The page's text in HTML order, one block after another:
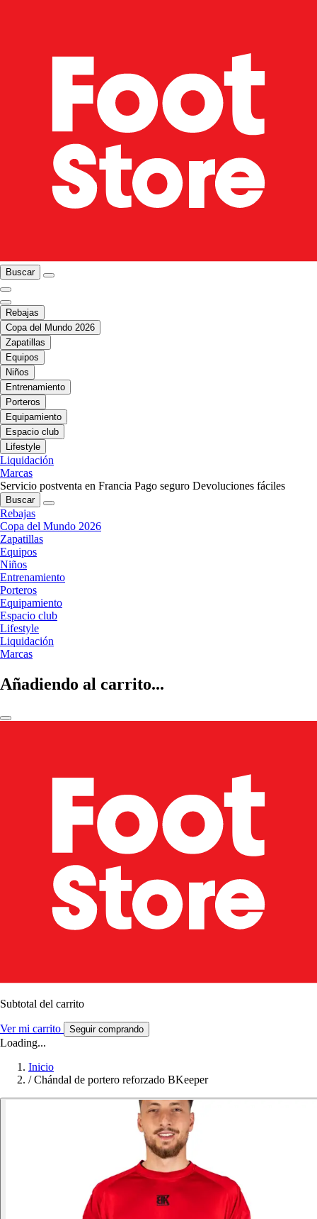
Buscar
Rebajas
Copa del Mundo 2026
Zapatillas
Equipos
Niños
Entrenamiento
Porteros
Equipamiento
Espacio club
Lifestyle
Liquidación
Marcas
Servicio postventa en Francia Pago seguro Devoluciones fáciles
Buscar
Rebajas
Copa del Mundo 2026
Zapatillas
Equipos
Niños
Entrenamiento
Porteros
Equipamiento
Espacio club
Lifestyle
Liquidación
Marcas
Añadiendo al carrito...
Subtotal del carrito
Ver mi carrito Seguir comprando
Loading...
Inicio
/ Chándal de portero reforzado BKeeper